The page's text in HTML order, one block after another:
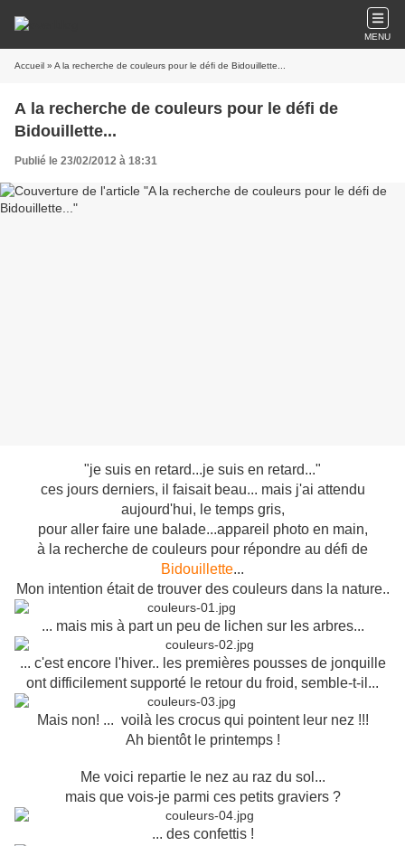
MENU
Accueil » A la recherche de couleurs pour le défi de Bidouillette...
A la recherche de couleurs pour le défi de
Bidouillette...
Publié le 23/02/2012 à 18:31
"je suis en retard...je suis en retard..."
ces jours derniers, il faisait beau... mais j'ai attendu
aujourd'hui, le temps gris,
pour aller faire une balade...appareil photo en main,
à la recherche de couleurs pour répondre au défi de
Bidouillette...
Mon intention était de trouver des couleurs dans la nature..
... mais mis à part un peu de lichen sur les arbres...
... c'est encore l'hiver.. les premières pousses de jonquille
ont difficilement supporté le retour du froid, semble-t-il...
Mais non! ... voilà les crocus qui pointent leur nez !!!
Ah bientôt le printemps !
Me voici repartie le nez au raz du sol...
mais que vois-je parmi ces petits graviers ?
... des confettis !